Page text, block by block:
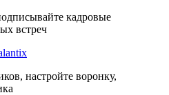
кадровые
встреч
настройте воронку,